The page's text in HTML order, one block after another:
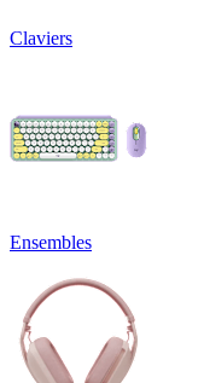
Claviers
Ensembles